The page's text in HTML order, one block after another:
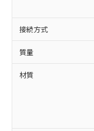
接続方式
質量
材質
オム
在庫
事前
示し
マイ
ビス
メン
お客
フタル酸エス
図的な使用が
部品在庫
月が前後
※2 環境
「ｅ」：
準値以下
「10」：
質が外部
及ぼさな
「－」：
い合わせ
武器
当社
場合
該第
販売
法に
り引